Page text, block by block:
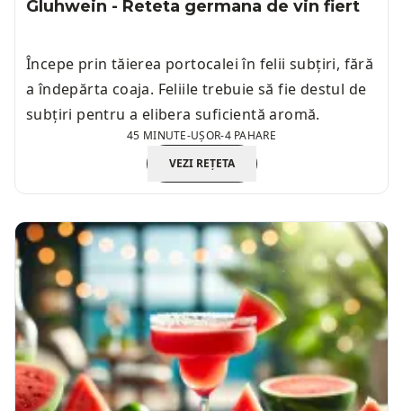
Gluhwein - Reteta germana de vin fiert
Începe prin tăierea portocalei în felii subțiri, fără
a îndepărta coaja. Feliile trebuie să fie destul de
subțiri pentru a elibera suficientă aromă.
45 MINUTE-UȘOR-4 PAHARE
VEZI REȚETA